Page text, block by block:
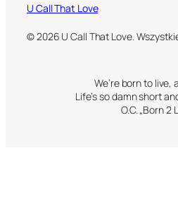
U Call That Love
© 2026 U Call That Love.
We’re born to live,
Life’s so damn short
O.C. „Born 2